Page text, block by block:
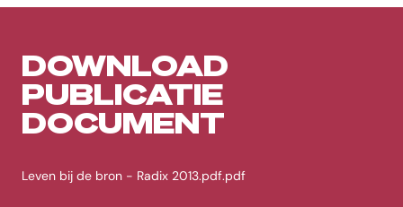
DOWNLOAD
PUBLICATIE
DOCUMENT
Leven bij de bron - Radix 2013.pdf.pdf